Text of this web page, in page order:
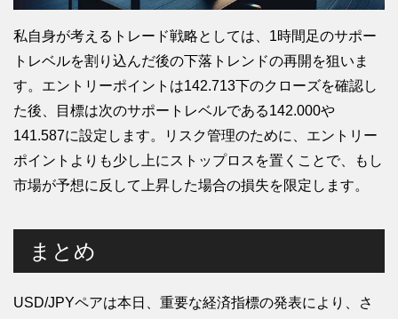
私自身が考えるトレード戦略としては、1時間足のサポー
トレベルを割り込んだ後の下落トレンドの再開を狙いま
す。エントリーポイントは142.713下のクローズを確認し
た後、目標は次のサポートレベルである142.000や
141.587に設定します。リスク管理のために、エントリー
ポイントよりも少し上にストップロスを置くことで、もし
市場が予想に反して上昇した場合の損失を限定します。
まとめ
USD/JPYペアは本日、重要な経済指標の発表により、さ